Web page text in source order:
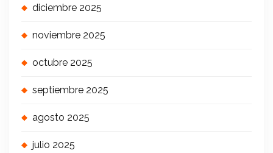
diciembre 2025
noviembre 2025
octubre 2025
septiembre 2025
agosto 2025
julio 2025